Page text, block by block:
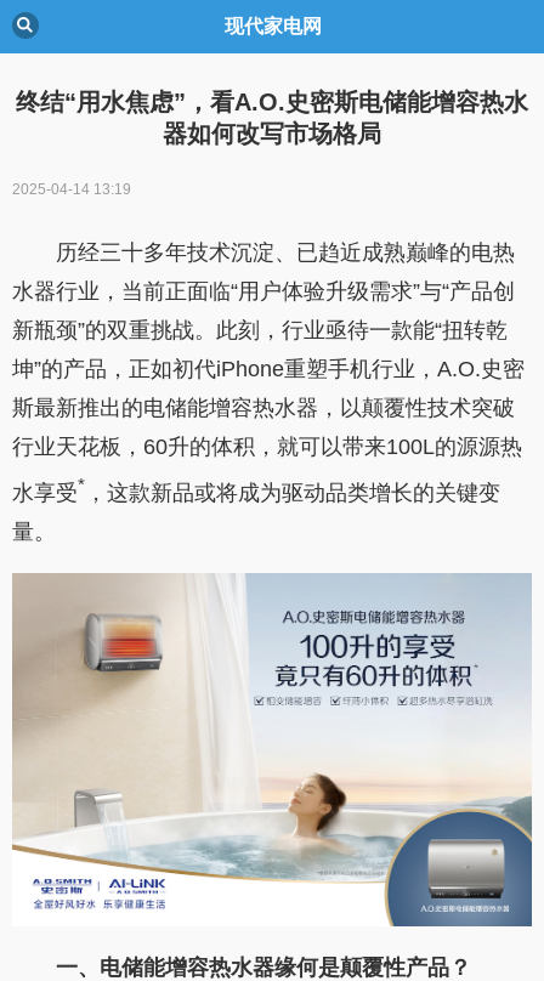
现代家电网
终结“用水焦虑”，看A.O.史密斯电储能增容热水
器如何改写市场格局
2025-04-14 13:19
历经三十多年技术沉淀、已趋近成熟巅峰的电热
水器行业，当前正面临“用户体验升级需求”与“产品创
新瓶颈”的双重挑战。此刻，行业亟待一款能“扭转乾
坤”的产品，正如初代iPhone重塑手机行业，A.O.史密
斯最新推出的电储能增容热水器，以颠覆性技术突破
行业天花板，60升的体积，就可以带来100L的源源热
水享受* ，这款新品或将成为驱动品类增长的关键变
量。
一、电储能增容热水器缘何是颠覆性产品？